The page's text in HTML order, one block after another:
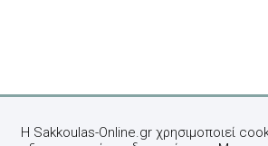
Η Sakkoulas-Online.gr χρησιμοποιεί